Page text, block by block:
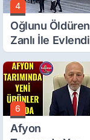
4
Oğlunu Öldüren
Zanlı İle Evlendi
6
Afyon